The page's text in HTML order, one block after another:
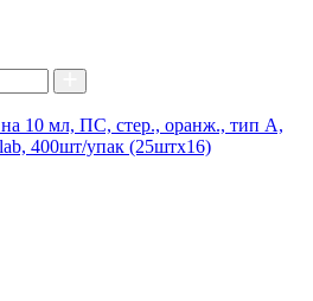
10 мл, ПС, стер., оранж., тип А,
400шт/упак (25штх16)